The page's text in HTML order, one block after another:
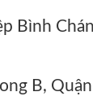
Bình
B,